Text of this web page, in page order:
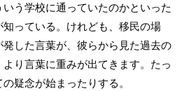
う学校に通っていたのかといった
っている。けれども、移民の場
した言葉が、彼らから見た過去の
り言葉に重みが出てきます。たっ
疑念が始まったりする。